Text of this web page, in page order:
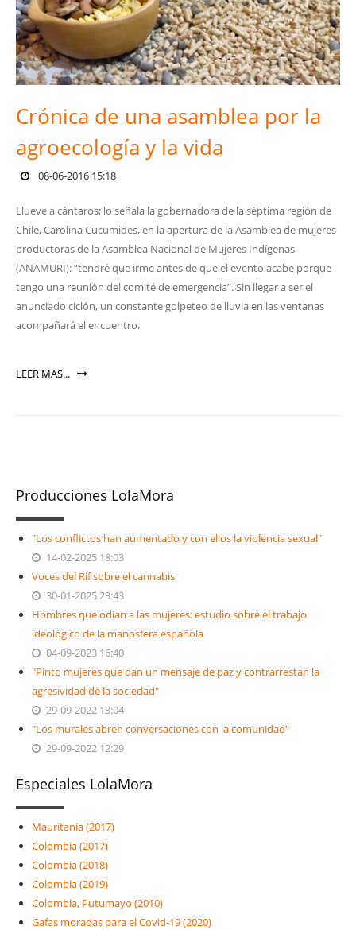
Crónica de una asamblea por la
agroecología y la vida
08-06-2016 15:18
Llueve a cántaros; lo señala la gobernadora de la séptima región de
Chile, Carolina Cucumides, en la apertura de la Asamblea de mujeres
productoras de la Asamblea Nacional de Mujeres Indígenas
(ANAMURI): “tendré que irme antes de que el evento acabe porque
tengo una reunión del comité de emergencia”. Sin llegar a ser el
anunciado ciclón, un constante golpeteo de lluvia en las ventanas
acompañará el encuentro.
LEER MAS...
Producciones LolaMora
"Los conflictos han aumentado y con ellos la violencia sexual"
14-02-2025 18:03
Voces del Rif sobre el cannabis
30-01-2025 23:43
Hombres que odian a las mujeres: estudio sobre el trabajo
ideológico de la manosfera española
04-09-2023 16:40
"Pinto mujeres que dan un mensaje de paz y contrarrestan la
agresividad de la sociedad"
29-09-2022 13:04
"Los murales abren conversaciones con la comunidad"
29-09-2022 12:29
Especiales LolaMora
Mauritania (2017)
Colombia (2017)
Colombia (2018)
Colombia (2019)
Colombia, Putumayo (2010)
Gafas moradas para el Covid-19 (2020)